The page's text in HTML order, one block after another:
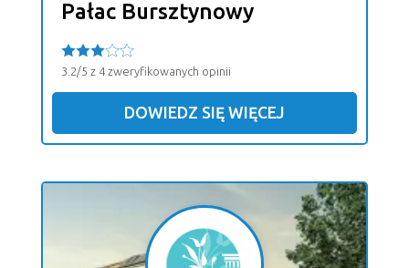
Pałac Bursztynowy
3.2/5 z 4 zweryfikowanych opinii
DOWIEDZ SIĘ WIĘCEJ